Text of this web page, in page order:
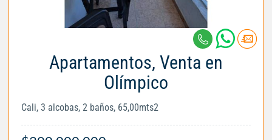
Apartamentos, Venta en
Olímpico
Cali, 3 alcobas, 2 baños, 65,00mts2